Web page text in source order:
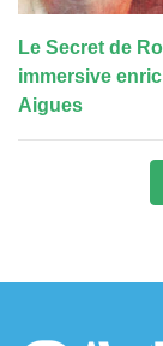
Le Secret de
immersive
Aigues